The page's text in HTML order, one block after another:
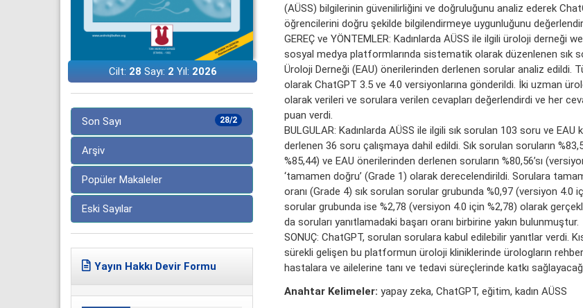
Cilt: 28Sayı: 2 Yıl: 2026
28/2
Son Sayı
Arşiv
Popüler Makaleler
Eski Sayılar
Yayın Hakkı Devir Formu
(AÜSS) bilgilerinin güvenilirliğini ve doğruluğunu analiz ederek
öğrencilerini doğru şekilde bilgilendirmeye uygunluğunu
GEREÇ ve YÖNTEMLER: Kadınlarda AÜSS ile ilgili üroloji derneği
sosyal medya platformlarında sistematik olarak düzenlenen sık
Üroloji Derneği (EAU) önerilerinden derlenen sorular analiz edildi.
olarak ChatGPT 3.5 ve 4.0 versiyonlarına gönderildi. İki uzman
olarak verileri ve sorulara verilen cevapları değerlendirdi ve her
puan verdi.
BULGULAR: Kadınlarda AÜSS ile ilgili sık sorulan 103 soru ve EAU
derlenen 36 soru çalışmaya dahil edildi. Sık sorulan soruların
%85,44) ve EAU önerilerinden derlenen soruların %80,56’sı
‘tamamen doğru’ (Grade 1) olarak derecelendirildi. Sorulara
oranı (Grade 4) sık sorulan sorular grubunda %0,97 (versiyon 4.0
sorular grubunda ise %2,78 (versiyon 4.0 için %2,78) olarak
da soruları yanıtlamadaki başarı oranı birbirine yakın bulunmuştur.
SONUÇ: ChatGPT, sorulan sorulara kabul edilebilir yanıtlar verdi.
sürekli gelişen bu platformun üroloji kliniklerinde ürologların
hastalara ve ailelerine tanı ve tedavi süreçlerinde katkı
Anahtar Kelimeler: yapay zeka, ChatGPT, eğitim, kadın AÜSS